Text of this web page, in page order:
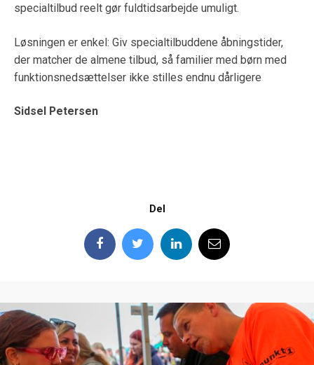
specialtilbud reelt gør fuldtidsarbejde umuligt.
Løsningen er enkel: Giv specialtilbuddene åbningstider,
der matcher de almene tilbud, så familier med børn med
funktionsnedsættelser ikke stilles endnu dårligere
Sidsel Petersen
Del